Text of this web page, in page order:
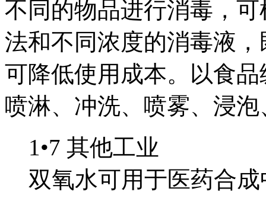
不同的物品进行消毒，
法和不同浓度的消毒液
可降低使用成本。以食
喷淋、冲洗、喷雾、浸
1•7 其他工业
双氧水可用于医药合成